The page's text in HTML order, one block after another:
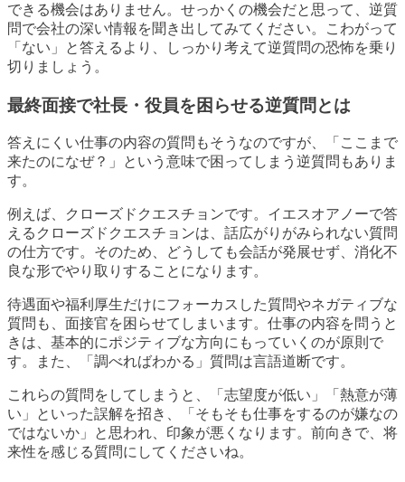
できる機会はありません。せっかくの機会だと思って、逆質
問で会社の深い情報を聞き出してみてください。こわがって
「ない」と答えるより、しっかり考えて逆質問の恐怖を乗り
切りましょう。
最終面接で社長・役員を困らせる逆質問とは
答えにくい仕事の内容の質問もそうなのですが、「ここまで
来たのになぜ？」という意味で困ってしまう逆質問もありま
す。
例えば、クローズドクエスチョンです。イエスオアノーで答
えるクローズドクエスチョンは、話広がりがみられない質問
の仕方です。そのため、どうしても会話が発展せず、消化不
良な形でやり取りすることになります。
待遇面や福利厚生だけにフォーカスした質問やネガティブな
質問も、面接官を困らせてしまいます。仕事の内容を問うと
きは、基本的にポジティブな方向にもっていくのが原則で
す。また、「調べればわかる」質問は言語道断です。
これらの質問をしてしまうと、「志望度が低い」「熱意が薄
い」といった誤解を招き、「そもそも仕事をするのが嫌なの
ではないか」と思われ、印象が悪くなります。前向きで、将
来性を感じる質問にしてくださいね。